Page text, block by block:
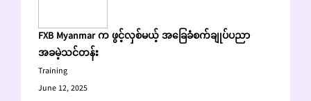
FXB Myanmar က ဖွင့်လှစ်မယ့် အခြေခံစက်ချုပ်ပညာ
အခမဲ့သင်တန်း
Training
June 12, 2025